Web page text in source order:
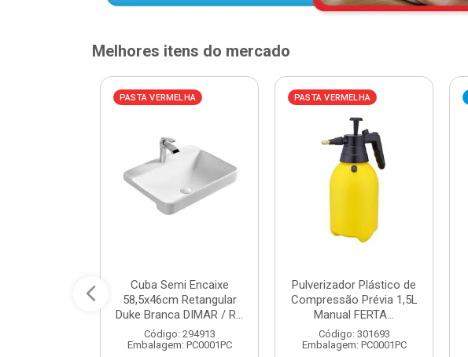
Melhores itens do mercado
PASTA VERMELHA
Cuba Semi Encaixe
58,5x46cm Retangular
Duke Branca DIMAR / R...
Código: 294913
Embalagem: PC0001PC
PASTA VERMELHA
Pulverizador Plástico de
Compressão Prévia 1,5L
Manual FERTA...
Código: 301693
Embalagem: PC0001PC